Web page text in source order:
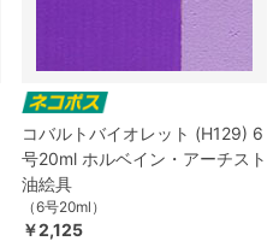
コバルトバイオレット (H129) 6
号20ml ホルベイン・アーチスト
油絵具
（6号20ml）
￥2,125